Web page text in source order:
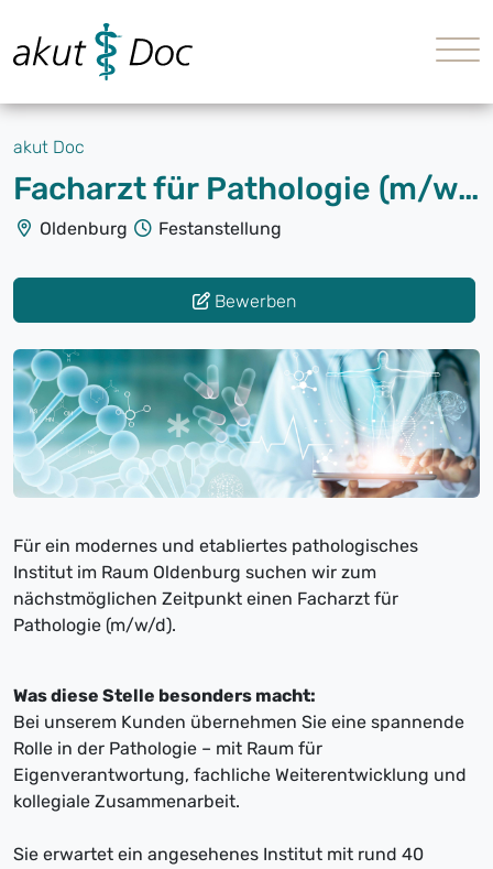
akut Doc
Facharzt für Pathologie (m/w/d)
Oldenburg Festanstellung
Bewerben
Für ein modernes und etabliertes pathologisches
Institut im Raum Oldenburg suchen wir zum
nächstmöglichen Zeitpunkt einen Facharzt für
Pathologie (m/w/d).
Was diese Stelle besonders macht:
Bei unserem Kunden übernehmen Sie eine spannende
Rolle in der Pathologie – mit Raum für
Eigenverantwortung, fachliche Weiterentwicklung und
kollegiale Zusammenarbeit.
Sie erwartet ein angesehenes Institut mit rund 40